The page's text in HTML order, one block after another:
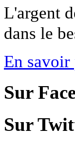
L'argent
dans le
En savoir
Sur
Sur